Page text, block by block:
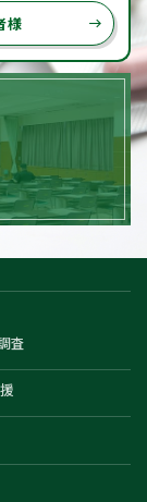
様 east
査